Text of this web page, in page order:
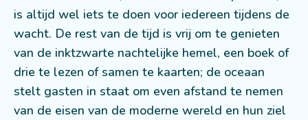
is altijd wel iets te doen voor iedereen tijdens de
wacht. De rest van de tijd is vrij om te genieten
van de inktzwarte nachtelijke hemel, een boek of
drie te lezen of samen te kaarten; de oceaan
stelt gasten in staat om even afstand te nemen
van de eisen van de moderne wereld en hun ziel